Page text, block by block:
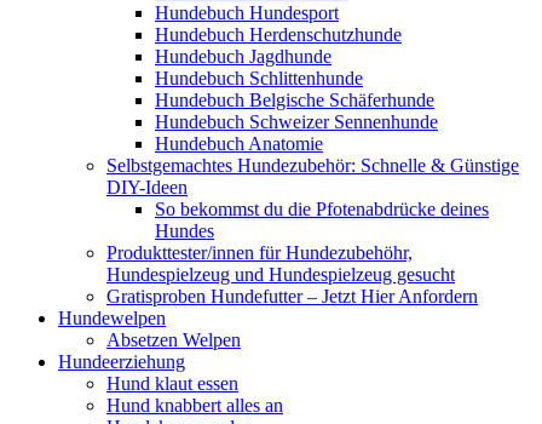
Hundebuch Hundesport
Hundebuch Herdenschutzhunde
Hundebuch Jagdhunde
Hundebuch Schlittenhunde
Hundebuch Belgische Schäferhunde
Hundebuch Schweizer Sennenhunde
Hundebuch Anatomie
Selbstgemachtes Hundezubehör: Schnelle & Günstige
DIY-Ideen
So bekommst du die Pfotenabdrücke deines
Hundes
Produkttester/innen für Hundezubehöhr,
Hundespielzeug und Hundespielzeug gesucht
Gratisproben Hundefutter – Jetzt Hier Anfordern
Hundewelpen
Absetzen Welpen
Hundeerziehung
Hund klaut essen
Hund knabbert alles an